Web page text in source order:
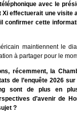
avec le
effectuerait une visite
confirmer cette
maintiennent le
à partager pour le
récemment, la
de l’enquête 2026
sont de plus en
d’avenir de
?